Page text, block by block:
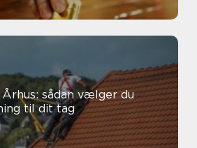
sådan vælger du
til dit tag